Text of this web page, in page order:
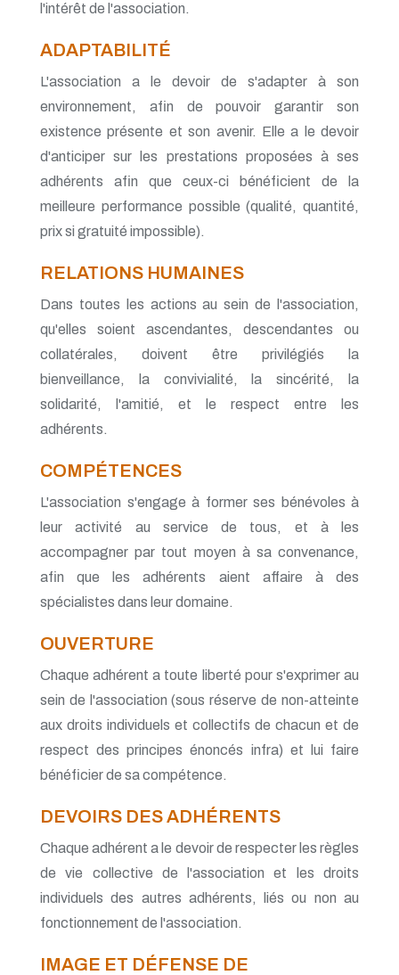
l'intérêt de l'association.
ADAPTABILITÉ
L'association a le devoir de s'adapter à son
environnement, afin de pouvoir garantir son
existence présente et son avenir. Elle a le devoir
d'anticiper sur les prestations proposées à ses
adhérents afin que ceux-ci bénéficient de la
meilleure performance possible (qualité, quantité,
prix si gratuité impossible).
RELATIONS HUMAINES
Dans toutes les actions au sein de l'association,
qu'elles soient ascendantes, descendantes ou
collatérales, doivent être privilégiés la
bienveillance, la convivialité, la sincérité, la
solidarité, l'amitié, et le respect entre les
adhérents.
COMPÉTENCES
L'association s'engage à former ses bénévoles à
leur activité au service de tous, et à les
accompagner par tout moyen à sa convenance,
afin que les adhérents aient affaire à des
spécialistes dans leur domaine.
OUVERTURE
Chaque adhérent a toute liberté pour s'exprimer au
sein de l'association (sous réserve de non-atteinte
aux droits individuels et collectifs de chacun et de
respect des principes énoncés infra) et lui faire
bénéficier de sa compétence.
DEVOIRS DES ADHÉRENTS
Chaque adhérent a le devoir de respecter les règles
de vie collective de l'association et les droits
individuels des autres adhérents, liés ou non au
fonctionnement de l'association.
IMAGE ET DÉFENSE DE